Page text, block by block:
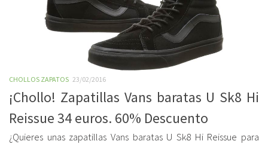
CHOLLOS ZAPATOS 23/02/2016
¡Chollo! Zapatillas Vans baratas U Sk8 Hi
Reissue 34 euros. 60% Descuento
¿Quieres unas zapatillas Vans baratas U Sk8 Hi Reissue para